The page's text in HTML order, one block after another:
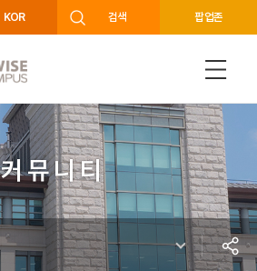
주메뉴 바로가기
푸터 바로가기
KOR 검색 팝업존
커뮤니티